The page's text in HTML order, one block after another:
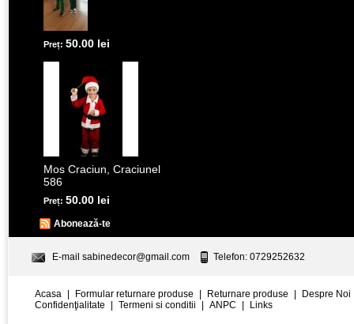
Preț: 50.00 lei
Mos Craciun, Craciunel
586
Preț: 50.00 lei
Abonează-te
E-mail sabinedecor@gmail.com Telefon: 0729252632
Acasa Formular returnare produse Returnare produse
Despre Noi
Confidenţialitate
Termeni si conditii ANPC Links